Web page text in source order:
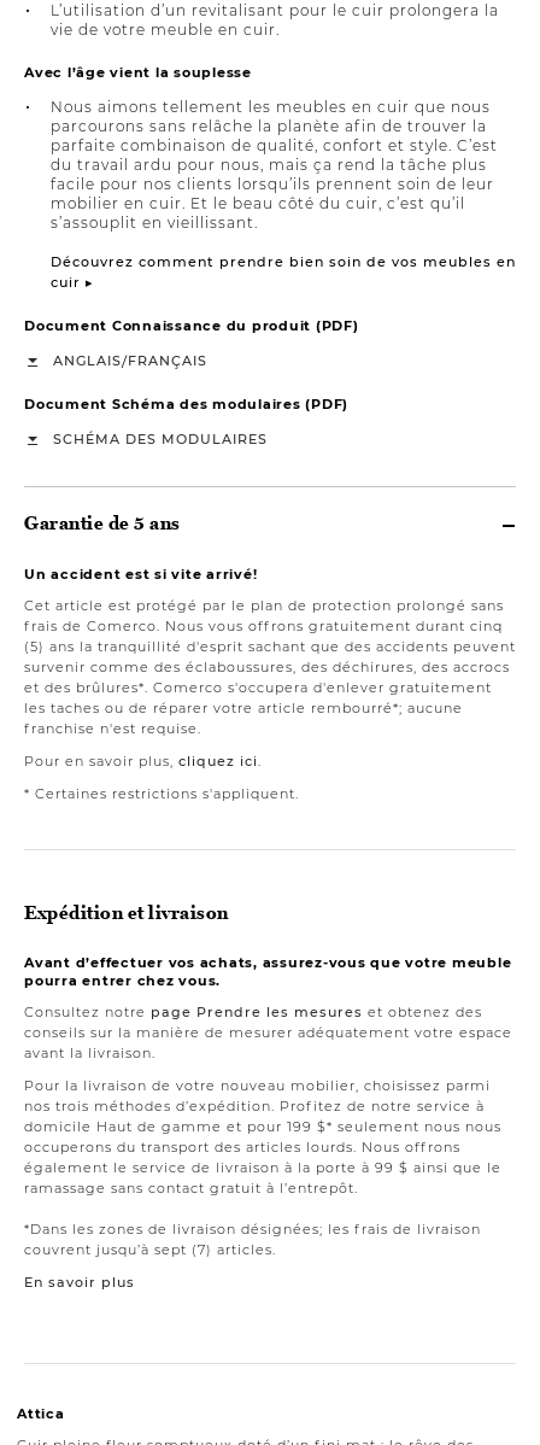
L’utilisation d’un revitalisant pour le cuir prolongera la
vie de votre meuble en cuir.
Avec l’âge vient la souplesse
Nous aimons tellement les meubles en cuir que nous
parcourons sans relâche la planète afin de trouver la
parfaite combinaison de qualité, confort et style. C’est
du travail ardu pour nous, mais ça rend la tâche plus
facile pour nos clients lorsqu’ils prennent soin de leur
mobilier en cuir. Et le beau côté du cuir, c’est qu’il
s’assouplit en vieillissant.
Découvrez comment prendre bien soin de vos meubles en
cuir ▸
Document Connaissance du produit (PDF)
ANGLAIS/FRANÇAIS
Document Schéma des modulaires (PDF)
SCHÉMA DES MODULAIRES
Garantie de 5 ans
Un accident est si vite arrivé!
Cet article est protégé par le plan de protection prolongé sans
frais de Comerco. Nous vous offrons gratuitement durant cinq
(5) ans la tranquillité d'esprit sachant que des accidents peuvent
survenir comme des éclaboussures, des déchirures, des accrocs
et des brûlures*. Comerco s'occupera d'enlever gratuitement
les taches ou de réparer votre article rembourré*; aucune
franchise n'est requise.
Pour en savoir plus, cliquez ici.
* Certaines restrictions s'appliquent.
Expédition et livraison
Avant d’effectuer vos achats, assurez-vous que votre meuble
pourra entrer chez vous.
Consultez notre page Prendre les mesures et obtenez des
conseils sur la manière de mesurer adéquatement votre espace
avant la livraison.
Pour la livraison de votre nouveau mobilier, choisissez parmi
nos trois méthodes d’expédition. Profitez de notre service à
domicile Haut de gamme et pour 199 $* seulement nous nous
occuperons du transport des articles lourds. Nous offrons
également le service de livraison à la porte à 99 $ ainsi que le
ramassage sans contact gratuit à l’entrepôt.
*Dans les zones de livraison désignées; les frais de livraison
couvrent jusqu’à sept (7) articles.
En savoir plus
Attica